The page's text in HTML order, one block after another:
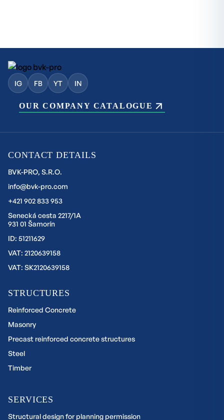
IG FB YT IN
OUR COMPANY CATALOGUE
CONTACT DETAILS
BVK-PRO, S.R.O.
info@bvk-pro.com
+421 902 833 953
Senecká cesta 2217/1A
931 01 Šamorín
ID: 51211629
VAT: 2120639158
VAT: SK2120639158
STRUCTURES
Reinforced Concrete
Masonry
Precast reinforced concrete structures
Steel
Timber
SERVICES
Structural design for planning permission